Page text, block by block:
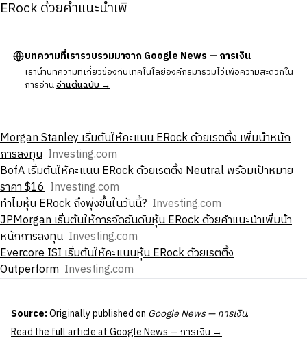
ERock ด้วยคําแนะนําเพิ
บทความที่เรารวบรวมมาจาก Google News — การเงิน
เรานำบทความที่เกี่ยวข้องกับเทคโนโลยีองค์กรมารวมไว้เพื่อความสะดวกใน
การอ่านอ่านต้นฉบับ →
Morgan Stanley เริ่มต้นให้คะแนน ERock ด้วยเรตติ้ง เพิ่มน้ําหนัก
การลงทุน Investing.com
BofA เริ่มต้นให้คะแนน ERock ด้วยเรตติ้ง Neutral พร้อมเป้าหมาย
ราคา $16 Investing.com
ทําไมหุ้น ERock ถึงพุ่งขึ้นในวันนี้? Investing.com
JPMorgan เริ่มต้นให้การจัดอันดับหุ้น ERock ด้วยคําแนะนําเพิ่มน้ํา
หนักการลงทุน Investing.com
Evercore ISI เริ่มต้นให้คะแนนหุ้น ERock ด้วยเรตติ้ง
Outperform Investing.com
Source:Originally published on Google News — การเงิน.
Read the full article at Google News — การเงิน →